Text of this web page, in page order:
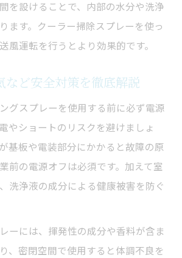
を設けることで、内部の水分や洗浄
ます。クーラー掃除スプレーを使っ
風運転を行うとより効果的です。
など安全対策を徹底解説
グスプレーを使用する前に必ず電源
やショートのリスクを避けましょ
基板や電装部分にかかると故障の原
前の電源オフは必須です。加えて室
洗浄液の成分による健康被害を防ぐ
ーには、揮発性の成分や香料が含ま
、密閉空間で使用すると体調不良を